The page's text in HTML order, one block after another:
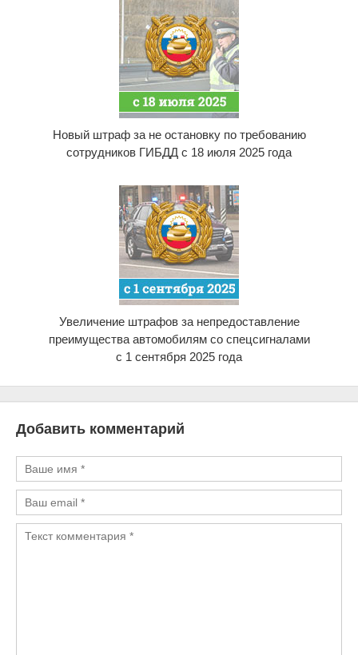
Новый штраф за не остановку по требованию
сотрудников ГИБДД с 18 июля 2025 года
Увеличение штрафов за непредоставление
преимущества автомобилям со спецсигналами
с 1 сентября 2025 года
Добавить комментарий